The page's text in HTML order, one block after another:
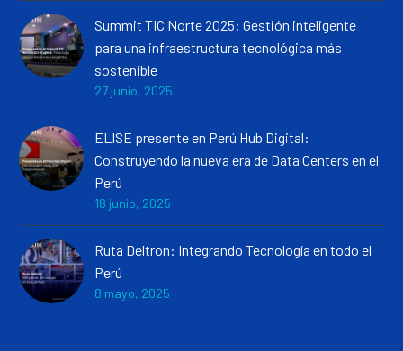
Summit TIC Norte 2025: Gestión inteligente
para una infraestructura tecnológica más
sostenible
27 junio, 2025
ELISE presente en Perú Hub Digital:
Construyendo la nueva era de Data Centers en el
Perú
18 junio, 2025
Ruta Deltron: Integrando Tecnología en todo el
Perú
8 mayo, 2025